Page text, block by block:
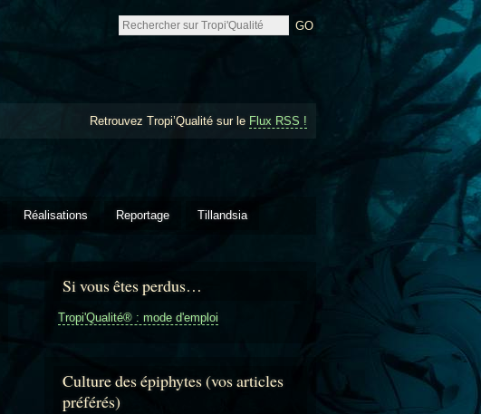
Retrouvez Tropi’Qualité sur le Flux RSS !
Réalisations Reportage Tillandsia
Si vous êtes perdus…
Tropi'Qualité® : mode d'emploi
Culture des épiphytes (vos articles
préférés)